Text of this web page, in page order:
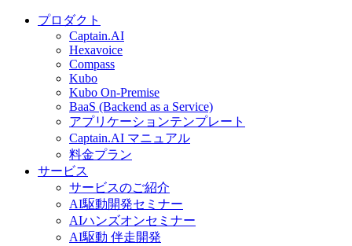
プロダクト
Captain.AI
Hexavoice
Compass
Kubo
Kubo On-Premise
BaaS (Backend as a Service)
アプリケーションテンプレート
Captain.AI マニュアル
料金プラン
サービス
サービスのご紹介
AI駆動開発セミナー
AIハンズオンセミナー
AI駆動 伴走開発